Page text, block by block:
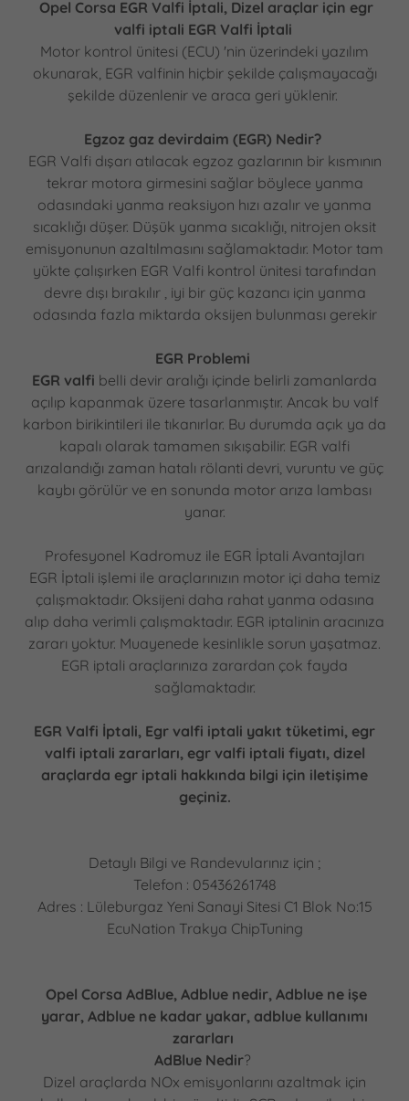
Opel Corsa EGR Valfi İptali, Dizel araçlar için egr
valfi iptali EGR Valfi İptali
Motor kontrol ünitesi (ECU) 'nin üzerindeki yazılım
okunarak, EGR valfinin hiçbir şekilde çalışmayacağı
şekilde düzenlenir ve araca geri yüklenir.
Egzoz gaz devirdaim (EGR) Nedir?
EGR Valfi dışarı atılacak egzoz gazlarının bir kısmının
tekrar motora girmesini sağlar böylece yanma
odasındaki yanma reaksiyon hızı azalır ve yanma
sıcaklığı düşer. Düşük yanma sıcaklığı, nitrojen oksit
emisyonunun azaltılmasını sağlamaktadır. Motor tam
yükte çalışırken EGR Valfi kontrol ünitesi tarafından
devre dışı bırakılır , iyi bir güç kazancı için yanma
odasında fazla miktarda oksijen bulunması gerekir
EGR Problemi
EGR valfi belli devir aralığı içinde belirli zamanlarda
açılıp kapanmak üzere tasarlanmıştır. Ancak bu valf
karbon birikintileri ile tıkanırlar. Bu durumda açık ya da
kapalı olarak tamamen sıkışabilir. EGR valfi
arızalandığı zaman hatalı rölanti devri, vuruntu ve güç
kaybı görülür ve en sonunda motor arıza lambası
yanar.
Profesyonel Kadromuz ile EGR İptali Avantajları
EGR İptali işlemi ile araçlarınızın motor içi daha temiz
çalışmaktadır. Oksijeni daha rahat yanma odasına
alıp daha verimli çalışmaktadır. EGR iptalinin aracınıza
zararı yoktur. Muayenede kesinlikle sorun yaşatmaz.
EGR iptali araçlarınıza zarardan çok fayda
sağlamaktadır.
EGR Valfi İptali, Egr valfi iptali yakıt tüketimi, egr
valfi iptali zararları, egr valfi iptali fiyatı, dizel
araçlarda egr iptali hakkında bilgi için iletişime
geçiniz.
Detaylı Bilgi ve Randevularınız için ;
Telefon : 05436261748
Adres : Lüleburgaz Yeni Sanayi Sitesi C1 Blok No:15
EcuNation Trakya ChipTuning
Opel Corsa AdBlue, Adblue nedir, Adblue ne işe
yarar, Adblue ne kadar yakar, adblue kullanımı
zararları
AdBlue Nedir?
Dizel araçlarda NOx emisyonlarını azaltmak için